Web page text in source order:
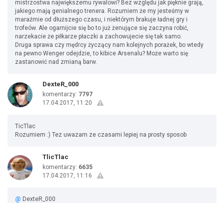
mistrzostwa największemu rywalowi? Bez względu jak pięknie grają,
jakiego mają genialnego trenera. Rozumiem że my jesteśmy w
maraźmie od dłuższego czasu, i niektórym brakuje ładnej gry i
trofeów. Ale ogarnijcie się bo to już żenujące się zaczyna robić,
narzekacie że piłkarze płaczki a zachowujecie się tak samo.
Druga sprawa czy mędrcy życzący nam kolejnych porażek, bo wtedy
na pewno Wenger odejdzie, to kibice Arsenalu? Może warto się
zastanowić nad zmianą barw.
DexteR_000
komentarzy: 7797
17.04.2017, 11:20
TicTlac
Rozumiem :) Tez uwazam ze czasami lepiej na prosty sposob
TlicTlac
komentarzy: 6635
17.04.2017, 11:16
@ DexteR_000